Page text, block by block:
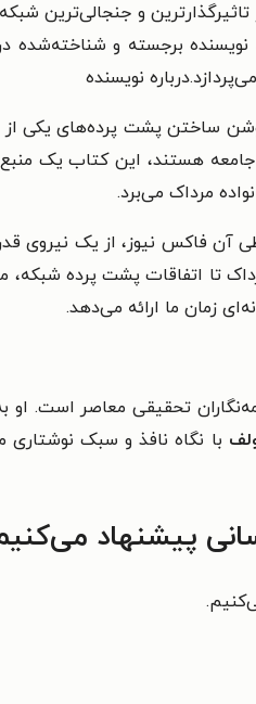
و جنجالی‌ترین
نویسنده برجسته و شناخته‌شده
درباره نویسنده
ساختن پشت پرده‌های یکی از
هستند، این کتاب یک
مرداک می‌برد.
آن فاکس نیوز، از یک نیروی
تا اتفاقات پشت پرده
زمان ما ارائه می‌دهد.
تحقیقی معاصر
با نگاه نافذ و سبک
پیشنهاد